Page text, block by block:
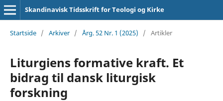
Skandinavisk Tidsskrift for Teologi og Kirke
Startside / Arkiver / Årg. 52 Nr. 1 (2025) / Artikler
Liturgiens formative kraft. Et
bidrag til dansk liturgisk
forskning